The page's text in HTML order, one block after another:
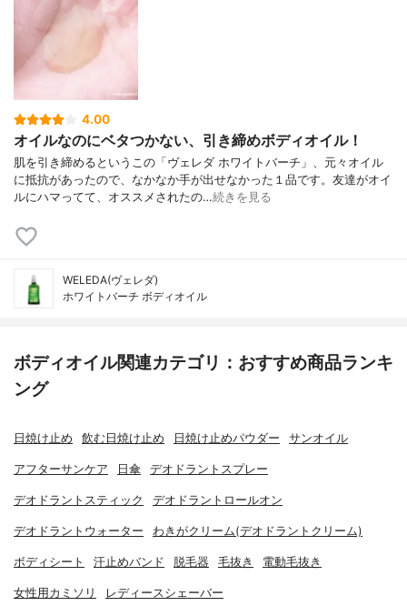
4.00
オイルなのにベタつかない、引き締めボディオイル！
肌を引き締めるというこの「ヴェレダ ホワイトバーチ」、元々オイル
に抵抗があったので、なかなか手が出せなかった１品です。友達がオイ
ルにハマってて、オススメされたの…続きを見る
WELEDA(ヴェレダ)
ホワイトバーチ ボディオイル
ボディオイル関連カテゴリ：おすすめ商品ランキ
ング
日焼け止め 飲む日焼け止め 日焼け止めパウダー サンオイル
アフターサンケア 日傘 デオドラントスプレー
デオドラントスティック デオドラントロールオン
デオドラントウォーター わきがクリーム(デオドラントクリーム)
ボディシート 汗止めバンド 脱毛器 毛抜き 電動毛抜き
女性用カミソリ レディースシェーバー